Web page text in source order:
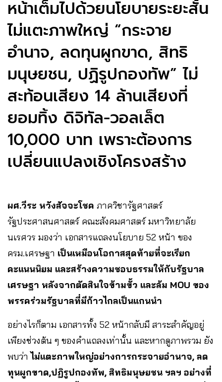
หน้าเต็มไปด้วยนโยบายระยะสั้น
ไม่แตะภาพใหญ่ “กระจาย
อำนาจ, ลดทุนผูกขาด, สิทธิ
มนุษยชน, ปฏิรูปกองทัพ” ไม่
สะท้อนเสียง 14 ล้านเสียงที่
ยอมทิ้ง ดิจิทัล-วอลเล็ต
10,000 บาท เพราะต้องการ
เปลี่ยนแปลงเชิงโครงสร้าง
ผศ.วีระ หวังสัจจะโชค ภาควิชารัฐศาสตร์
รัฐประศาสนศาสตร์ คณะสังคมศาสตร์ มหาวิทยาลัย
นเรศวร มองว่า เอกสารแถลงนโยบาย 52 หน้า ของ
ครม.เศรษฐา เป็นเหมือนโอกาสสุดท้ายที่จะเรียก
คะแนนนิยม และสร้างความชอบธรรมให้กับรัฐบาล
เศรษฐา หลังจากตัดสินใจข้ามขั้ว และล้ม MOU ของ
พรรคร่วมรัฐบาลที่มีก้าวไกลเป็นแกนนำ
อย่างไรก็ตาม เอกสารทั้ง 52 หน้ากลับมี สาระสำคัญอยู่
เพียงช่วงต้น ๆ ของคำแถลงเท่านั้น และหากดูภาพรวม ยัง
พบว่าไม่แตะภาพใหญ่อย่างการกระจายอำนาจ, ลด
ทุนผูกขาด,ปฏิรูปกองทัพ, สิทธิมนุษยชน ฯลฯ อย่างที่